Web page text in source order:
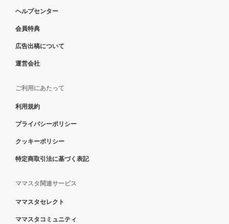
ヘルプセンター
会員特典
広告出稿について
運営会社
ご利用にあたって
利用規約
プライバシーポリシー
クッキーポリシー
特定商取引法に基づく表記
ママスタ関連サービス
ママスタセレクト
ママスタコミュニティ